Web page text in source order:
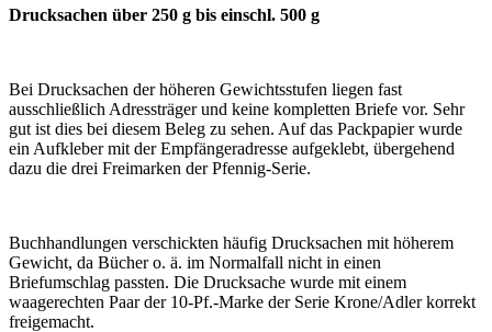
Drucksachen über 250 g bis einschl. 500 g
Bei Drucksachen der höheren Gewichtsstufen liegen fast
ausschließlich Adressträger und keine kompletten Briefe vor. Sehr
gut ist dies bei diesem Beleg zu sehen. Auf das Packpapier wurde
ein Aufkleber mit der Empfängeradresse aufgeklebt, übergehend
dazu die drei Freimarken der Pfennig-Serie.
Buchhandlungen verschickten häufig Drucksachen mit höherem
Gewicht, da Bücher o. ä. im Normalfall nicht in einen
Briefumschlag passten. Die Drucksache wurde mit einem
waagerechten Paar der 10-Pf.-Marke der Serie Krone/Adler korrekt
freigemacht.